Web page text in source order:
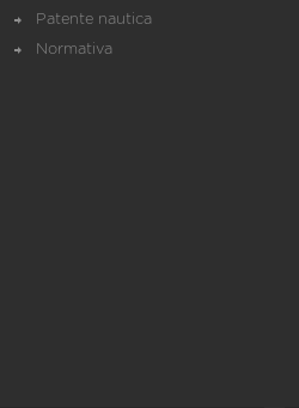
Patente nautica
Normativa